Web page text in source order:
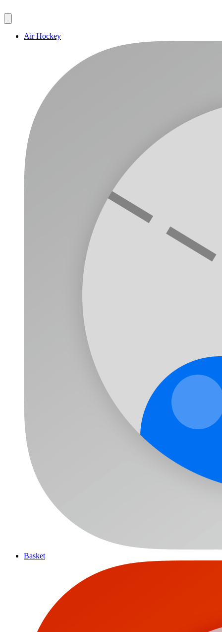
Air Hockey
Basket